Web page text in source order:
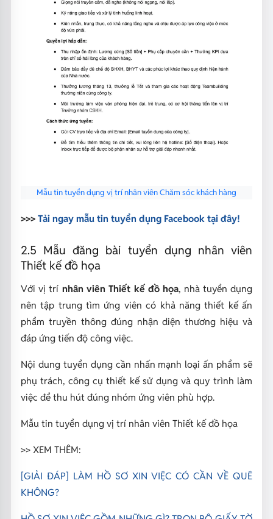
Mẫu tin tuyển dụng vị trí nhân viên Chăm sóc khách hàng
>>> Tải ngay mẫu tin tuyển dụng Facebook tại đây!
2.5 Mẫu đăng bài tuyển dụng nhân viên
Thiết kế đồ họa
Với vị trí nhân viên Thiết kế đồ họa, nhà tuyển dụng
nên tập trung tìm ứng viên có khả năng thiết kế ấn
phẩm truyền thông đúng nhận diện thương hiệu và
đáp ứng tiến độ công việc.
Nội dung tuyển dụng cần nhấn mạnh loại ấn phẩm sẽ
phụ trách, công cụ thiết kế sử dụng và quy trình làm
việc để thu hút đúng nhóm ứng viên phù hợp.
Mẫu tin tuyển dụng vị trí nhân viên Thiết kế đồ họa
>> XEM THÊM:
[GIẢI ĐÁP] LÀM HỒ SƠ XIN VIỆC CÓ CẦN VỀ QUÊ
KHÔNG?